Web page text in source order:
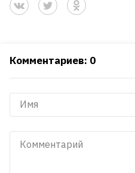
Комментариев: 0